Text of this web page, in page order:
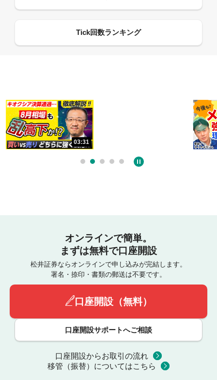
オンラインで簡単。
まずは無料で口座開設
松井証券ならオンラインで申し込みが完結します。
署名・捺印・書類の郵送は不要です。
口座開設（無料）
口座開設サポートへご相談
口座開設からお取引の流れ
移管（振替）についてはこちら